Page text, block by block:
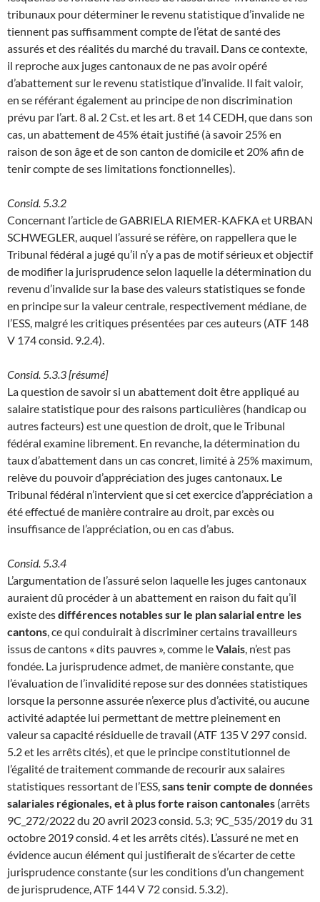
tribunaux pour déterminer le revenu statistique d’invalide ne
tiennent pas suffisamment compte de l’état de santé des
assurés et des réalités du marché du travail. Dans ce contexte,
il reproche aux juges cantonaux de ne pas avoir opéré
d’abattement sur le revenu statistique d’invalide. Il fait valoir,
en se référant également au principe de non discrimination
prévu par l’art. 8 al. 2 Cst. et les art. 8 et 14 CEDH, que dans son
cas, un abattement de 45% était justifié (à savoir 25% en
raison de son âge et de son canton de domicile et 20% afin de
tenir compte de ses limitations fonctionnelles).
Consid. 5.3.2
Concernant l’article de GABRIELA RIEMER-KAFKA et URBAN
SCHWEGLER, auquel l’assuré se réfère, on rappellera que le
Tribunal fédéral a jugé qu’il n’y a pas de motif sérieux et objectif
de modifier la jurisprudence selon laquelle la détermination du
revenu d’invalide sur la base des valeurs statistiques se fonde
en principe sur la valeur centrale, respectivement médiane, de
l’ESS, malgré les critiques présentées par ces auteurs (ATF 148
V 174 consid. 9.2.4).
Consid. 5.3.3 [résumé]
La question de savoir si un abattement doit être appliqué au
salaire statistique pour des raisons particulières (handicap ou
autres facteurs) est une question de droit, que le Tribunal
fédéral examine librement. En revanche, la détermination du
taux d’abattement dans un cas concret, limité à 25% maximum,
relève du pouvoir d’appréciation des juges cantonaux. Le
Tribunal fédéral n’intervient que si cet exercice d’appréciation a
été effectué de manière contraire au droit, par excès ou
insuffisance de l’appréciation, ou en cas d’abus.
Consid. 5.3.4
L’argumentation de l’assuré selon laquelle les juges cantonaux
auraient dû procéder à un abattement en raison du fait qu’il
existe desdifférences notables sur le plan salarial entre les
cantons , ce qui conduirait à discriminer certains travailleurs
issus de cantons « dits pauvres », comme leValais , n’est pas
fondée. La jurisprudence admet, de manière constante, que
l’évaluation de l’invalidité repose sur des données statistiques
lorsque la personne assurée n’exerce plus d’activité, ou aucune
activité adaptée lui permettant de mettre pleinement en
valeur sa capacité résiduelle de travail (ATF 135 V 297 consid.
5.2 et les arrêts cités), et que le principe constitutionnel de
l’égalité de traitement commande de recourir aux salaires
statistiques ressortant de l’ESS, sans tenir compte de données
salariales régionales, et à plus forte raison cantonales (arrêts
9C_272/2022 du 20 avril 2023 consid. 5.3; 9C_535/2019 du 31
octobre 2019 consid. 4 et les arrêts cités). L’assuré ne met en
évidence aucun élément qui justifierait de s’écarter de cette
jurisprudence constante (sur les conditions d’un changement
de jurisprudence, ATF 144 V 72 consid. 5.3.2).